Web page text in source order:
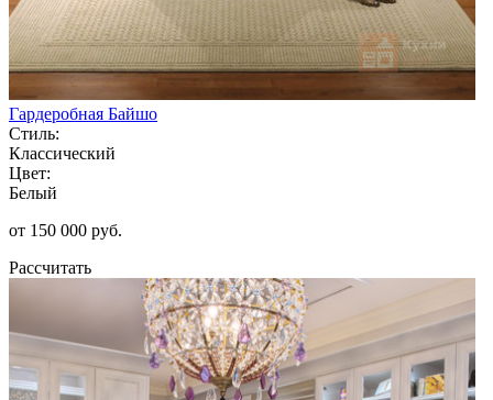
Гардеробная Байшо
Стиль:
Классический
Цвет:
Белый
от 150 000 руб.
Рассчитать